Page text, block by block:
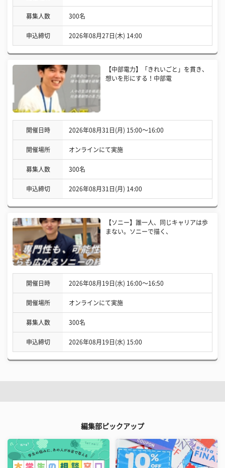
募集人数 300名
申込締切 2026年08月27日(木) 14:00
【中部電力】「きれいごと」を貫き、
想いを形にする！中部電
開催日時 2026年08月31日(月) 15:00〜16:00
開催場所 オンラインにて実施
募集人数 300名
申込締切 2026年08月31日(月) 14:00
【ソニー】誰一人、同じキャリアは歩
まない。ソニーで描く、
開催日時 2026年08月19日(水) 16:00〜16:50
開催場所 オンラインにて実施
募集人数 300名
申込締切 2026年08月19日(水) 15:00
編集部ピックアップ